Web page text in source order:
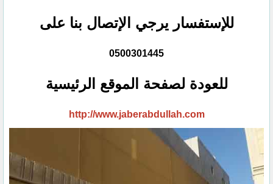
للإستفسار يرجي الإتصال بنا على
0500301445
للعودة لصفحة الموقع الرئيسية
http://www.jaberabdullah.com